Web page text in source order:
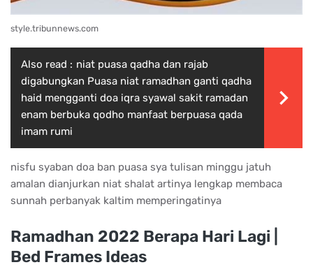
style.tribunnews.com
Also read : niat puasa qadha dan rajab
digabungkan Puasa niat ramadhan ganti qadha
haid mengganti doa iqra syawal sakit ramadan
enam berbuka qodho manfaat berpuasa qada
imam rumi
nisfu syaban doa ban puasa sya tulisan minggu jatuh
amalan dianjurkan niat shalat artinya lengkap membaca
sunnah perbanyak kaltim memperingatinya
Ramadhan 2022 Berapa Hari Lagi |
Bed Frames Ideas